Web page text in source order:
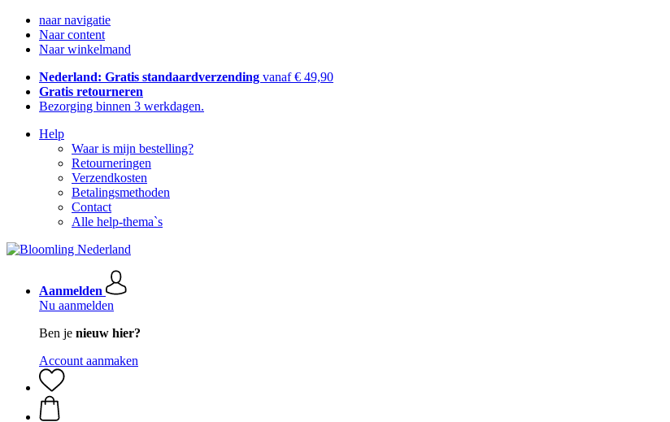
naar navigatie
Naar content
Naar winkelmand
Nederland: Gratis standaardverzending vanaf € 49,90
Gratis retourneren
Bezorging binnen 3 werkdagen.
Help
Waar is mijn bestelling?
Retourneringen
Verzendkosten
Betalingsmethoden
Contact
Alle help-thema`s
Aanmelden
Nu aanmelden
Ben je nieuw hier?
Account aanmaken